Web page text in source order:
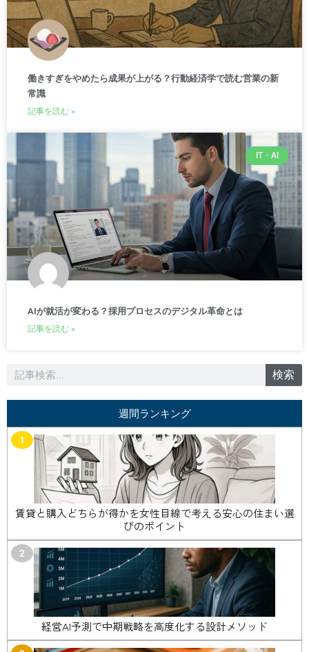
働きすぎをやめたら成果が上がる？行動経済学で読む営業の新
常識
記事を読む »
IT・AI
AIが就活が変わる？採用プロセスのデジタル革命とは
記事を読む »
検
検索
週間ランキング
1
賃貸と購入どちらが得かを女性目線で考える安心の住まい選
びのポイント
2
経営AI予測で中期戦略を高度化する設計メソッド